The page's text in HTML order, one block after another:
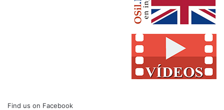
Find us on Facebook